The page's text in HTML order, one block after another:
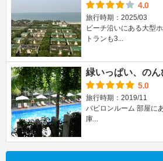
4.0
旅行時期：2025/03
ビーチ沿いにある大型
トランも3...
緑いっぱい、のん
5.0
旅行時期：2019/11
バビロンルーム 部屋に
庫...